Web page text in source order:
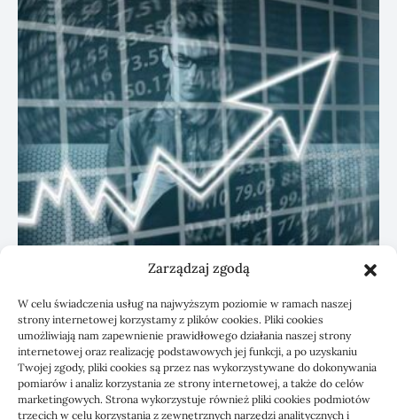
Zarządzaj zgodą
W celu świadczenia usług na najwyższym poziomie w ramach naszej
strony internetowej korzystamy z plików cookies. Pliki cookies
umożliwiają nam zapewnienie prawidłowego działania naszej strony
internetowej oraz realizację podstawowych jej funkcji, a po uzyskaniu
Twojej zgody, pliki cookies są przez nas wykorzystywane do dokonywania
pomiarów i analiz korzystania ze strony internetowej, a także do celów
marketingowych. Strona wykorzystuje również pliki cookies podmiotów
trzecich w celu korzystania z zewnętrznych narzędzi analitycznych i
KSeF: przygotowanie sp. z o.o. z biurem
rachunkowym